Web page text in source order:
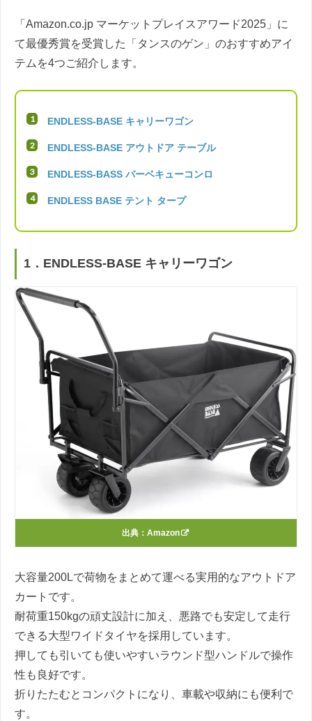
「Amazon.co.jp マーケットプレイスアワード2025」に
て最優秀賞を受賞した「タンスのゲン」のおすすめアイ
テムを4つご紹介します。
ENDLESS-BASE キャリーワゴン
ENDLESS-BASE アウトドア テーブル
ENDLESS-BASS バーベキューコンロ
ENDLESS BASE テント タープ
1．ENDLESS-BASE キャリーワゴン
出典： Amazon
大容量200Lで荷物をまとめて運べる実用的なアウトドア
カートです。
耐荷重150kgの頑丈設計に加え、悪路でも安定して走行
できる大型ワイドタイヤを採用しています。
押しても引いても使いやすいラウンド型ハンドルで操作
性も良好です。
折りたたむとコンパクトになり、車載や収納にも便利で
す。